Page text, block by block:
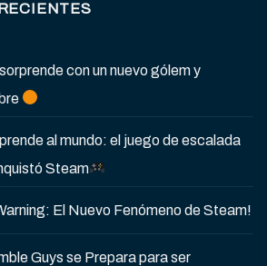
con un nuevo gólem y
al mundo: el juego de escalada
Steam
El Nuevo Fenómeno de Steam!
Guys se Prepara para ser